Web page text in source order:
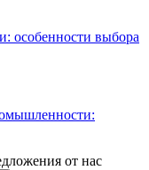
особенности выбора
от нас